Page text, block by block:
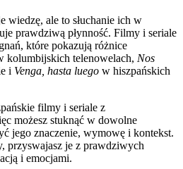
wiedzę, ale to słuchanie ich w
prawdziwą płynność. Filmy i seriale
które pokazują różnice
kolumbijskich telenowelach, Nos
i Venga, hasta luego w hiszpańskich
filmy i seriale z
możesz stuknąć w dowolne
jego znaczenie, wymowę i kontekst.
przyswajasz je z prawdziwych
i emocjami.